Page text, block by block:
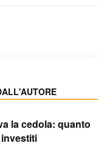
la cedola: quanto